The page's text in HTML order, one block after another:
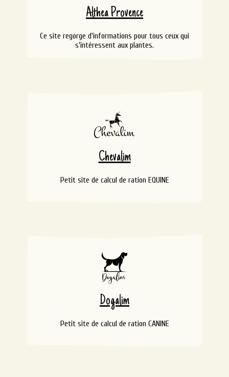
Althea Provence
Ce site regorge d'informations pour tous ceux qui
s'intéressent aux plantes.
Chevalim
Petit site de calcul de ration EQUINE
Dogalim
Petit site de calcul de ration CANINE